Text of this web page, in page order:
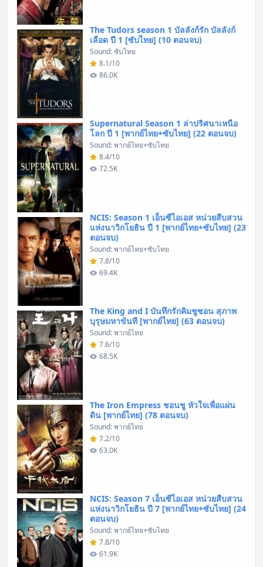
The Tudors season 1 บัลลังก์รัก บัลลังก์
เลือด ปี 1 [ซับไทย] (10 ตอนจบ)
Sound: ซับไทย
8.1/10
86.0K
Supernatural Season 1 ล่าปริศนาเหนือ
โลก ปี 1 [พากย์ไทย+ซับไทย] (22 ตอนจบ)
Sound: พากย์ไทย+ซับไทย
8.4/10
72.5K
NCIS: Season 1 เอ็นซีไอเอส หน่วยสืบสวน
แห่งนาวิกโยธิน ปี 1 [พากย์ไทย+ซับไทย] (23
ตอนจบ)
Sound: พากย์ไทย+ซับไทย
7.8/10
69.4K
The King and I บันทึกรักคิมชูซอน สุภาพ
บุรุษมหาขันที [พากย์ไทย] (63 ตอนจบ)
Sound: พากย์ไทย
7.6/10
68.5K
The Iron Empress ชอนชู หัวใจเพื่อแผ่น
ดิน [พากย์ไทย] (78 ตอนจบ)
Sound: พากย์ไทย
7.2/10
63.0K
NCIS: Season 7 เอ็นซีไอเอส หน่วยสืบสวน
แห่งนาวิกโยธิน ปี 7 [พากย์ไทย+ซับไทย] (24
ตอนจบ)
Sound: พากย์ไทย+ซับไทย
7.8/10
61.9K